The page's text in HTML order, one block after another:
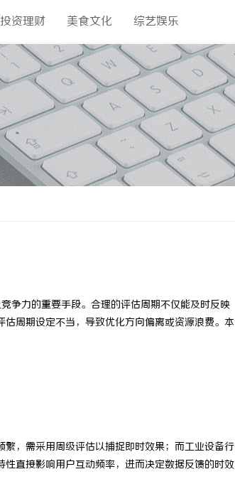
投资理财 美食文化 综艺娱乐
争力的重要手段。合理的评估周期不仅能及时反映
周期设定不当，导致优化方向偏离或资源浪费。本
，需采用周级评估以捕捉即时效果；而工业设备行
直接影响用户互动频率，进而决定数据反馈的时效